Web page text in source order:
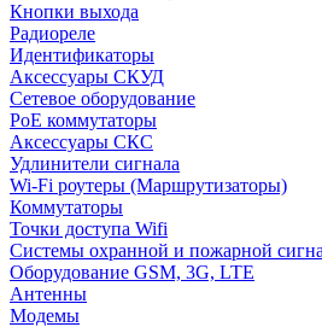
Кнопки выхода
Радиореле
Идентификаторы
Аксессуары СКУД
Сетевое оборудование
PoE коммутаторы
Аксессуары СКС
Удлинители сигнала
Wi-Fi роутеры (Маршрутизаторы)
Коммутаторы
Точки доступа Wifi
Системы охранной и пожарной
Оборудование GSM, 3G, LTE
Антенны
Модемы